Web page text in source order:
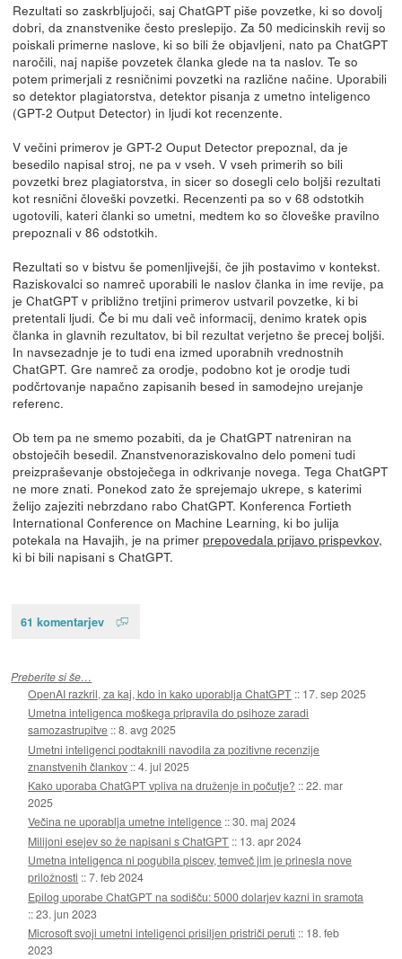
Rezultati so zaskrbljujoči, saj ChatGPT piše povzetke, ki so dovolj
dobri, da znanstvenike često preslepijo. Za 50 medicinskih revij so
poiskali primerne naslove, ki so bili že objavljeni, nato pa ChatGPT
naročili, naj napiše povzetek članka glede na ta naslov. Te so
potem primerjali z resničnimi povzetki na različne načine. Uporabili
so detektor plagiatorstva, detektor pisanja z umetno inteligenco
(GPT-2 Output Detector) in ljudi kot recenzente.
V večini primerov je GPT-2 Ouput Detector prepoznal, da je
besedilo napisal stroj, ne pa v vseh. V vseh primerih so bili
povzetki brez plagiatorstva, in sicer so dosegli celo boljši rezultati
kot resnični človeški povzetki. Recenzenti pa so v 68 odstotkih
ugotovili, kateri članki so umetni, medtem ko so človeške pravilno
prepoznali v 86 odstotkih.
Rezultati so v bistvu še pomenljivejši, če jih postavimo v kontekst.
Raziskovalci so namreč uporabili le naslov članka in ime revije, pa
je ChatGPT v približno tretjini primerov ustvaril povzetke, ki bi
pretentali ljudi. Če bi mu dali več informacij, denimo kratek opis
članka in glavnih rezultatov, bi bil rezultat verjetno še precej boljši.
In navsezadnje je to tudi ena izmed uporabnih vrednostnih
ChatGPT. Gre namreč za orodje, podobno kot je orodje tudi
podčrtovanje napačno zapisanih besed in samodejno urejanje
referenc.
Ob tem pa ne smemo pozabiti, da je ChatGPT natreniran na
obstoječih besedil. Znanstvenoraziskovalno delo pomeni tudi
preizpraševanje obstoječega in odkrivanje novega. Tega ChatGPT
ne more znati. Ponekod zato že sprejemajo ukrepe, s katerimi
želijo zajeziti nebrzdano rabo ChatGPT. Konferenca Fortieth
International Conference on Machine Learning, ki bo julija
potekala na Havajih, je na primer prepovedala prijavo prispevkov,
ki bi bili napisani s ChatGPT.
61 komentarjev
Preberite si še…
OpenAI razkril, za kaj, kdo in kako uporablja ChatGPT :: 17. sep 2025
Umetna inteligenca moškega pripravila do psihoze zaradi
samozastrupitve ::8. avg 2025
Umetni inteligenci podtaknili navodila za pozitivne recenzije
znanstvenih člankov ::4. jul 2025
Kako uporaba ChatGPT vpliva na druženje in počutje? ::22. mar
2025
Večina ne uporablja umetne inteligence ::30. maj 2024
Milijoni esejev so že napisani s ChatGPT :: 13. apr 2024
Umetna inteligenca ni pogubila piscev, temveč jim je prinesla nove
priložnosti ::7. feb 2024
Epilog uporabe ChatGPT na sodišču: 5000 dolarjev kazni in sramota
::23. jun 2023
Microsoft svoji umetni inteligenci prisiljen pristriči peruti :: 18. feb
2023